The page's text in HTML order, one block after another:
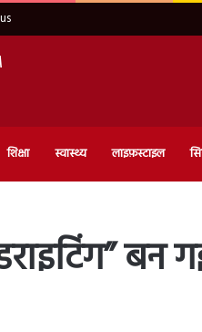
शिक्षा स्वास्थ्य लाइफ़स्टाइल